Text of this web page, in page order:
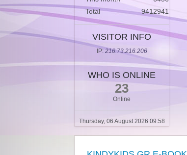
Total
9412941
VISITOR INFO
IP:216.73.216.206
WHO IS ONLINE
23
Online
Thursday, 06 August 2026 09:58